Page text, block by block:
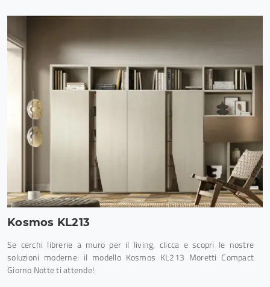
Kosmos KL213
Se cerchi librerie a muro per il living, clicca e scopri le nostre
soluzioni moderne: il modello Kosmos KL213 Moretti Compact
Giorno Notte ti attende!